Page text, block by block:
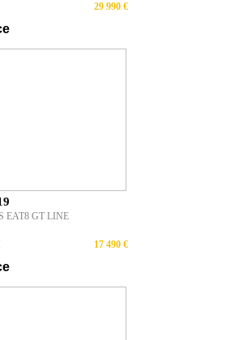
29 990 €
EAT8 GT LINE
17 490 €